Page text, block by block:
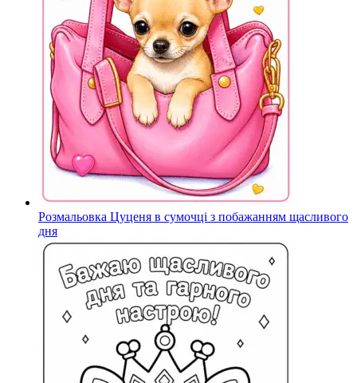
Розмальовка Цуценя в сумочці з побажанням щасливого
дня